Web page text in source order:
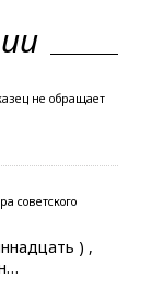
не обращает
советского
) ,